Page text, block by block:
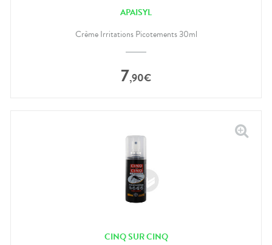
APAISYL
Crème Irritations Picotements 30ml
7,90€
CINQ SUR CINQ